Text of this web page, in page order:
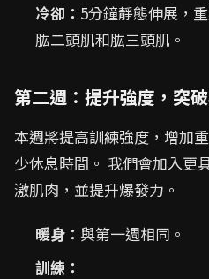
冷卻： 5分鐘靜態伸展，
肱二頭肌和肱三頭肌。
第二週：提升強度，突
本週將提高訓練強度，增加
少休息時間。 我們會加入更
激肌肉，並提升爆發力。
暖身： 與第一週相同。
訓練：